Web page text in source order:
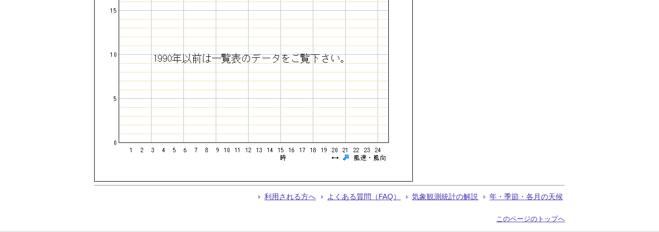
利用される方へ よくある質問（FAQ） 気象観測統計の解説 年・季節・各月の天候
このページのトップへ